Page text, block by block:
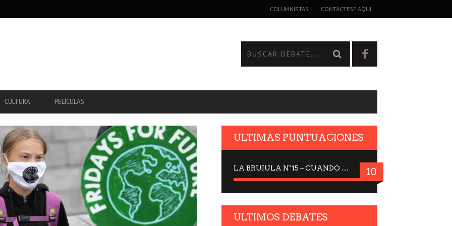
COLUMNISTAS CONTÁCTESE AQUI
CULTURA PELÍCULAS
ULTIMAS PUNTUACIONES
LA BRUJULA N°15 – CUANDO LA CIENCIA MIRA AL CIELO, DRA. ELISABETH KÜBLER-ROSS 10
ULTIMOS DEBATES